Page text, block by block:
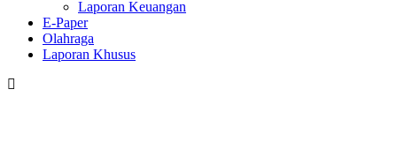
Laporan Keuangan
E-Paper
Olahraga
Laporan Khusus